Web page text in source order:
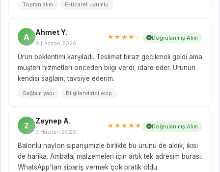
Toptan alım E-ticaret uyumlu
A
Ahmet Y.
9 Haziran 2026
★★★★☆ Doğrulanmış Alım
Ürün beklentimi karşıladı. Teslimat biraz gecikmeli geldi ama
müşteri hizmetleri önceden bilgi verdi, idare eder. Ürünün
kendisi sağlam, tavsiye ederim.
Sağlam yapı Bilgilendirici ekip
Z
Zeynep A.
3 Haziran 2026
★★★★★ Doğrulanmış Alım
Balonlu naylon siparişimizle birlikte bu ürünü de aldık, ikisi
de harika. Ambalaj malzemeleri için artık tek adresim burası.
WhatsApp'tan sipariş vermek çok pratik oldu.